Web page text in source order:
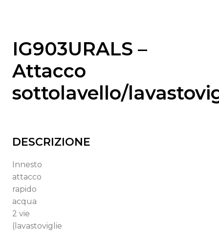
IG903URALS –
Attacco
sottolavello/
DESCRIZIONE
Innesto
attacco
rapido
acqua
2 vie
(lavastoviglie